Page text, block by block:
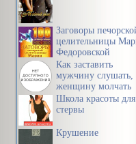
Заговоры
целительницы
Федоровской
Как заставить
мужчину слушать,
женщину молчать
Школа красоты для
стервы
Крушение